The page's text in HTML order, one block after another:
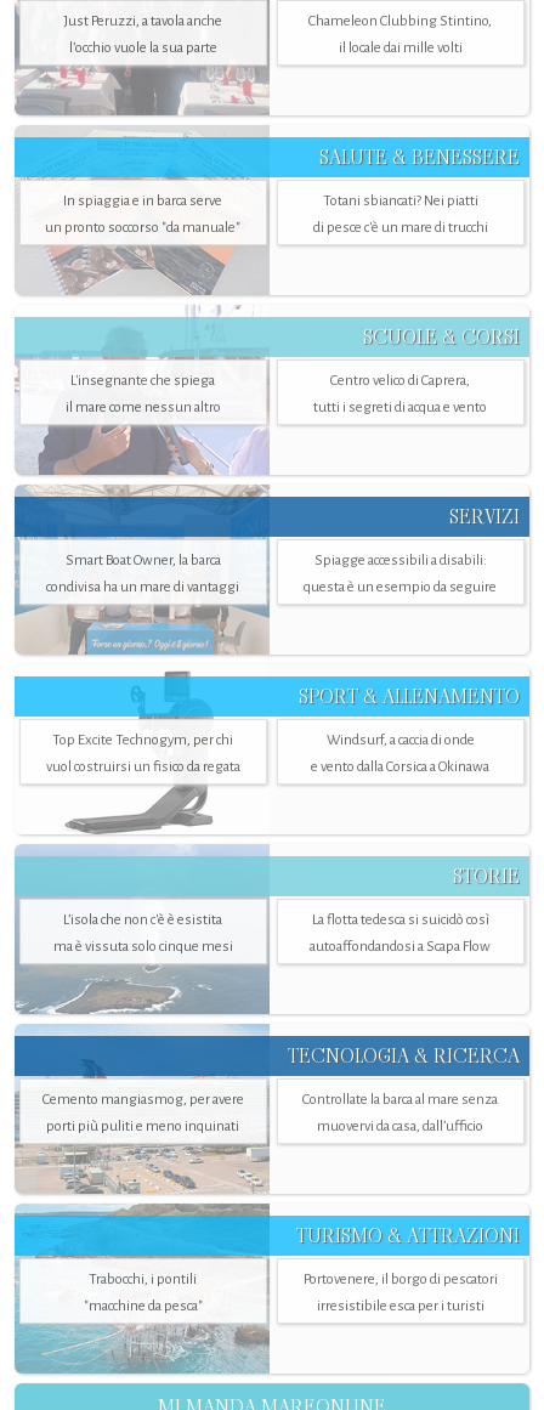
Just Peruzzi, a tavola anche
l’occhio vuole la sua parte
Chameleon Clubbing Stintino,
il locale dai mille volti
SALUTE & BENESSERE
In spiaggia e in barca serve
un pronto soccorso "da manuale"
Totani sbiancati? Nei piatti
di pesce c'è un mare di trucchi
SCUOLE & CORSI
L'insegnante che spiega
il mare come nessun altro
Centro velico di Caprera,
tutti i segreti di acqua e vento
SERVIZI
Smart Boat Owner, la barca
condivisa ha un mare di vantaggi
Spiagge accessibili a disabili:
questa è un esempio da seguire
SPORT & ALLENAMENTO
Top Excite Technogym, per chi
vuol costruirsi un fisico da regata
Windsurf, a caccia di onde
e vento dalla Corsica a Okinawa
STORIE
L’isola che non c'è è esistita
ma è vissuta solo cinque mesi
La flotta tedesca si suicidò così
autoaffondandosi a Scapa Flow
TECNOLOGIA & RICERCA
Cemento mangiasmog, per avere
porti più puliti e meno inquinati
Controllate la barca al mare senza
muovervi da casa, dall’ufficio
TURISMO & ATTRAZIONI
Trabocchi, i pontili
"macchine da pesca"
Portovenere, il borgo di pescatori
irresistibile esca per i turisti